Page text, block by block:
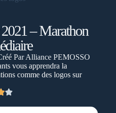
– Marathon
ParAlliance PEMOSSO
vous apprendra la
comme des logos sur